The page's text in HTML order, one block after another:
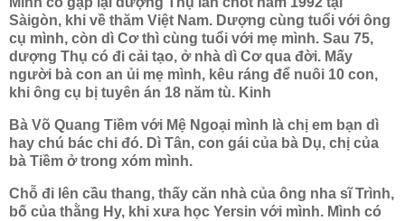
Sàigòn, khi về thăm Việt Nam. Dượng cùng tuổi với ông
cụ mình, còn dì Cơ thì cùng tuổi với mẹ mình. Sau 75,
dượng Thụ có đi cải tạo, ở nhà dì Cơ qua đời. Mấy
người bà con an ủi mẹ mình, kêu ráng để nuôi 10 con,
khi ông cụ bị tuyên án 18 năm tù. Kinh
Bà Võ Quang Tiềm với Mệ Ngoại mình là chị em bạn dì
hay chú bác chi đó. Dì Tân, con gái của bà Dụ, chị của
bà Tiềm ở trong xóm mình.
Chỗ đi lên cầu thang, thấy căn nhà của ông nha sĩ Trình,
bố của thằng Hy, khi xưa học Yersin với mình. Mình có